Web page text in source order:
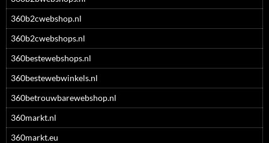
360b2cwebshop.nl
360b2cwebshops.nl
360bestewebshops.nl
360bestewebwinkels.nl
360betrouwbarewebshop.nl
360markt.nl
360markt.eu